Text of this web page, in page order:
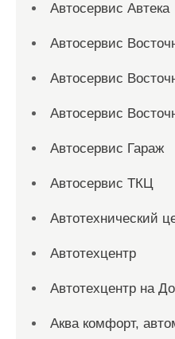
Автосервис Автека
Автосервис
Автосервис
Автосервис
Автосервис Гараж
Автосервис ТКЦ
Автотехнический
Автотехцентр
Автотехцентр на
Аква комфорт,